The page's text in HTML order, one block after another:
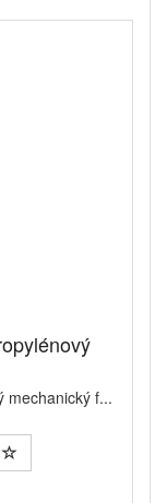
mechanický f...